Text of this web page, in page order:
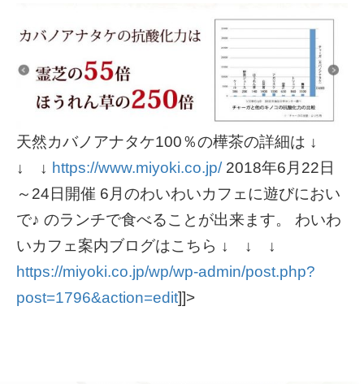
天然カバノアナタケ100％の樺茶の詳細は ↓
↓ ↓ https://www.miyoki.co.jp/2018年6月22日
～24日開催 6月のわいわいカフェに遊びにおい
で♪ のランチで食べることが出来ます。 わいわ
いカフェ案内ブログはこちら ↓ ↓ ↓
https://miyoki.co.jp/wp/wp-admin/post.php?
post=1796&action=edit]]>